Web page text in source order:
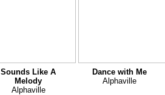
Sounds Like A
Melody
Alphaville
Dance with Me
Alphaville